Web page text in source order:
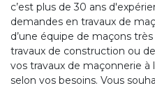
c’est plus de 30 ans
demandes en travaux de
d’une équipe de maçons
travaux de construction ou
vos travaux de maçonnerie
selon vos besoins. Vous